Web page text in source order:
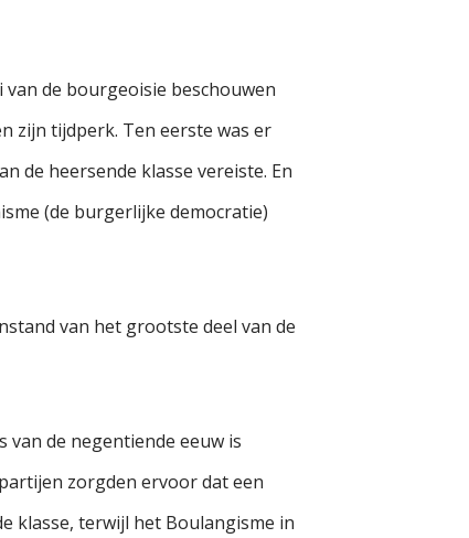
de bourgeoisie beschouwen
zijn tijdperk. Ten eerste was er
de heersende klasse vereiste. En
(de burgerlijke democratie)
van het grootste deel van de
de negentiende eeuw is
zorgden ervoor dat een
klasse, terwijl het Boulangisme in